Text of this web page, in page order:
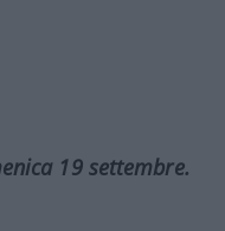
19 settembre.